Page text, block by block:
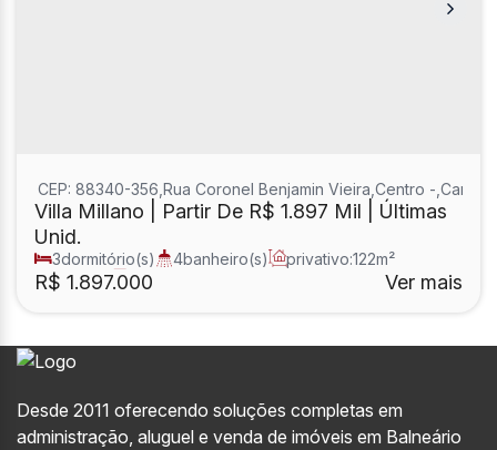
Villa Millano | Partir De R$ 1.897 Mil | Últimas
Unid.
R$ 1.897.000
CEP: 88340-356 Rua Coronel Benjamin Vieira Centro
3dormitório(s) 4banheiro(s) privativo:122m²
1sala(s) 3suíte(s) Ver mais
Desde 2011 oferecendo soluções completas em
administração, aluguel e venda de imóveis em Balneário